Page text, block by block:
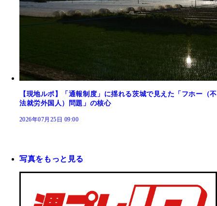
【現地ルポ】「通報制度」に揺れる茨城で見えた「フホー（不
法就労外国人）問題」の核心
2026年07月25日 09:00
写真をもっと見る